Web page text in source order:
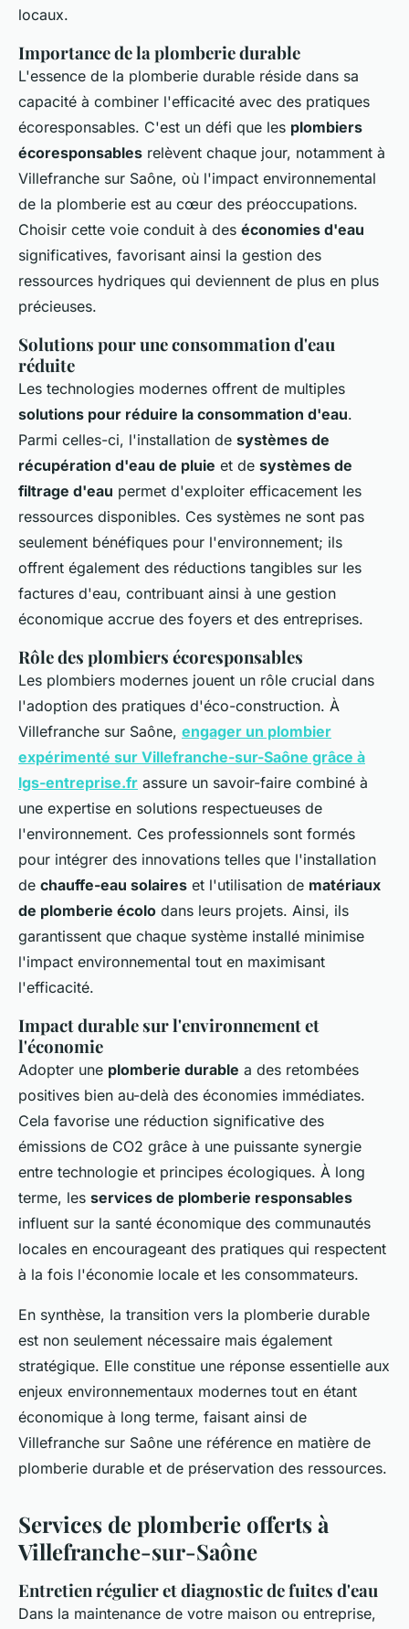
locaux.
Importance de la plomberie durable
L'essence de la plomberie durable réside dans sa
capacité à combiner l'efficacité avec des pratiques
écoresponsables. C'est un défi que les plombiers
écoresponsables relèvent chaque jour, notamment à
Villefranche sur Saône, où l'impact environnemental
de la plomberie est au cœur des préoccupations.
Choisir cette voie conduit à des économies d'eau
significatives, favorisant ainsi la gestion des
ressources hydriques qui deviennent de plus en plus
précieuses.
Solutions pour une consommation d'eau
réduite
Les technologies modernes offrent de multiples
solutions pour réduire la consommation d'eau.
Parmi celles-ci, l'installation de systèmes de
récupération d'eau de pluie et de systèmes de
filtrage d'eau permet d'exploiter efficacement les
ressources disponibles. Ces systèmes ne sont pas
seulement bénéfiques pour l'environnement; ils
offrent également des réductions tangibles sur les
factures d'eau, contribuant ainsi à une gestion
économique accrue des foyers et des entreprises.
Rôle des plombiers écoresponsables
Les plombiers modernes jouent un rôle crucial dans
l'adoption des pratiques d'éco-construction. À
Villefranche sur Saône, engager un plombier
expérimenté sur Villefranche-sur-Saône grâce à
lgs-entreprise.fr assure un savoir-faire combiné à
une expertise en solutions respectueuses de
l'environnement. Ces professionnels sont formés
pour intégrer des innovations telles que l'installation
de chauffe-eau solaires et l'utilisation de matériaux
de plomberie écolo dans leurs projets. Ainsi, ils
garantissent que chaque système installé minimise
l'impact environnemental tout en maximisant
l'efficacité.
Impact durable sur l'environnement et
l'économie
Adopter une plomberie durable a des retombées
positives bien au-delà des économies immédiates.
Cela favorise une réduction significative des
émissions de CO2 grâce à une puissante synergie
entre technologie et principes écologiques. À long
terme, les services de plomberie responsables
influent sur la santé économique des communautés
locales en encourageant des pratiques qui respectent
à la fois l'économie locale et les consommateurs.
En synthèse, la transition vers la plomberie durable
est non seulement nécessaire mais également
stratégique. Elle constitue une réponse essentielle aux
enjeux environnementaux modernes tout en étant
économique à long terme, faisant ainsi de
Villefranche sur Saône une référence en matière de
plomberie durable et de préservation des ressources.
Services de plomberie offerts à
Villefranche-sur-Saône
Entretien régulier et diagnostic de fuites d'eau
Dans la maintenance de votre maison ou entreprise,